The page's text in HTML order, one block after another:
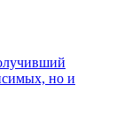
но и